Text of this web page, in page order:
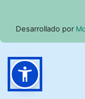
Desarrollado por